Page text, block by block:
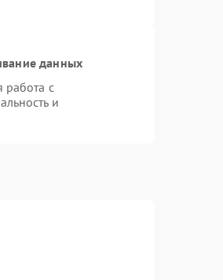
данных
работа с
и